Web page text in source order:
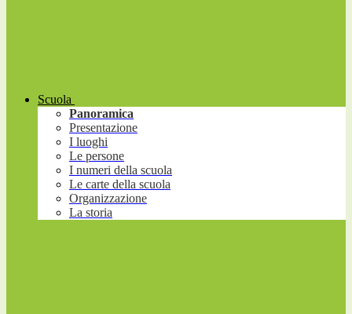
Scuola
Panoramica
Presentazione
I luoghi
Le persone
I numeri della scuola
Le carte della scuola
Organizzazione
La storia